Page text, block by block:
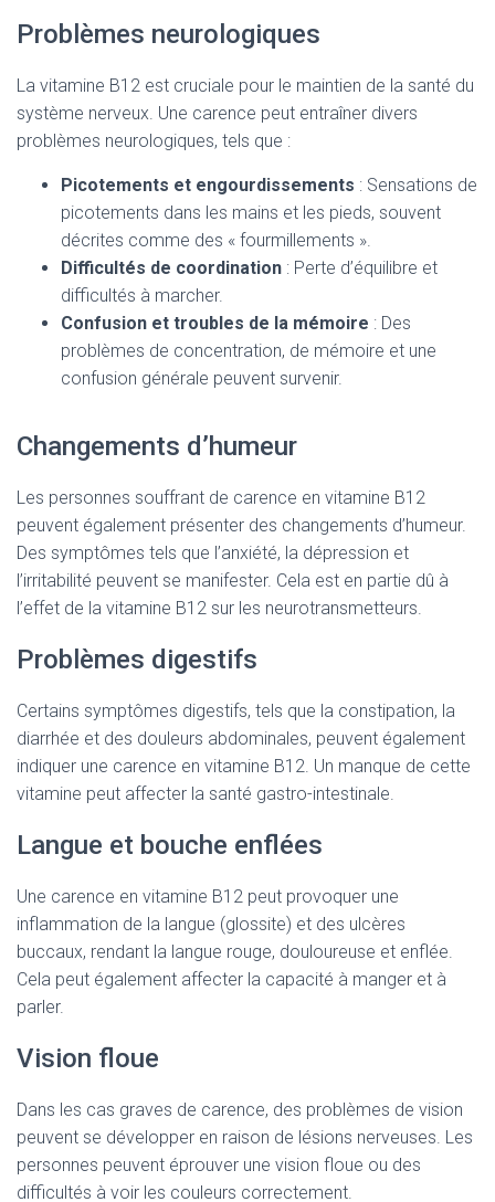
Problèmes neurologiques
La vitamine B12 est cruciale pour le maintien de la santé du
système nerveux. Une carence peut entraîner divers
problèmes neurologiques, tels que :
Picotements et engourdissements : Sensations de
picotements dans les mains et les pieds, souvent
décrites comme des « fourmillements ».
Difficultés de coordination : Perte d’équilibre et
difficultés à marcher.
Confusion et troubles de la mémoire : Des
problèmes de concentration, de mémoire et une
confusion générale peuvent survenir.
Changements d’humeur
Les personnes souffrant de carence en vitamine B12
peuvent également présenter des changements d’humeur.
Des symptômes tels que l’anxiété, la dépression et
l’irritabilité peuvent se manifester. Cela est en partie dû à
l’effet de la vitamine B12 sur les neurotransmetteurs.
Problèmes digestifs
Certains symptômes digestifs, tels que la constipation, la
diarrhée et des douleurs abdominales, peuvent également
indiquer une carence en vitamine B12. Un manque de cette
vitamine peut affecter la santé gastro-intestinale.
Langue et bouche enflées
Une carence en vitamine B12 peut provoquer une
inflammation de la langue (glossite) et des ulcères
buccaux, rendant la langue rouge, douloureuse et enflée.
Cela peut également affecter la capacité à manger et à
parler.
Vision floue
Dans les cas graves de carence, des problèmes de vision
peuvent se développer en raison de lésions nerveuses. Les
personnes peuvent éprouver une vision floue ou des
difficultés à voir les couleurs correctement.